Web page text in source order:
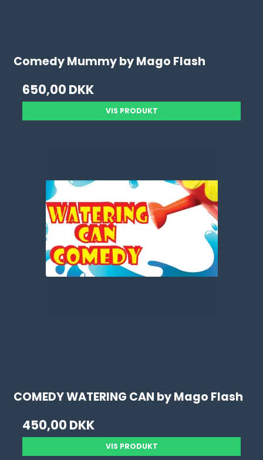
Comedy Mummy by Mago Flash
650,00 DKK
VIS PRODUKT
COMEDY WATERING CAN by Mago Flash
450,00 DKK
VIS PRODUKT